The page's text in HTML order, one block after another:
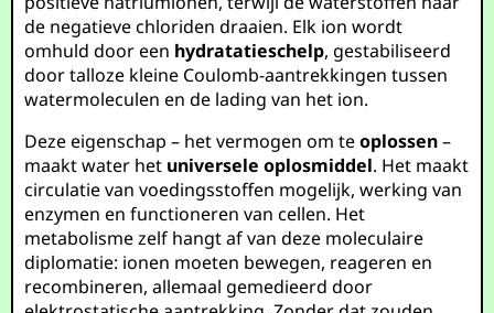
de negatieve chloriden draaien. Elk ion wordt
omhuld door een hydratatieschelp, gestabiliseerd
door talloze kleine Coulomb-aantrekkingen tussen
watermoleculen en de lading van het ion.
Deze eigenschap – het vermogen om teoplossen–
maakt water het universele oplosmiddel. Het maakt
circulatie van voedingsstoffen mogelijk, werking van
enzymen en functioneren van cellen. Het
metabolisme zelf hangt af van deze moleculaire
diplomatie: ionen moeten bewegen, reageren en
recombineren, allemaal gemedieerd door